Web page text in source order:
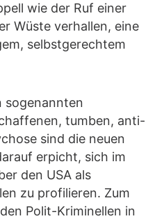
wie der Ruf einer
Wüste verhallen, eine
selbstgerechtem
sogenannten
tumben, anti-
sind die neuen
erpicht, sich im
den USA als
zu profilieren. Zum
Polit-Kriminellen in